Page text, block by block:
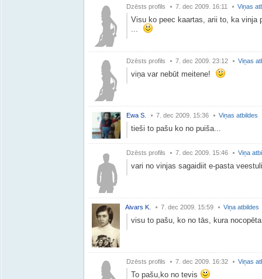
Dzēsts profils 7. dec 2009. 16:11 Viņas
Visu ko peec kaartas, arii to, ka vinja
...
Dzēsts profils 7. dec 2009. 23:12 Viņas
viņa var nebūt meitene!
Ewa S. 7. dec 2009. 15:36 Viņas atbildes
tieši to pašu ko no puiša...
Dzēsts profils 7. dec 2009. 15:46 Viņa
vari no vinjas sagaidiit e-pasta
Aivars K. 7. dec 2009. 15:59 Viņa atbildes
visu to pašu, ko no tās, kura
Dzēsts profils 7. dec 2009. 16:32 Viņas
To pašu,ko no tevis